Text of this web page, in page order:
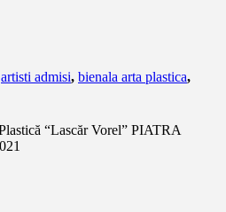
artisti admisi, bienala arta plastica,